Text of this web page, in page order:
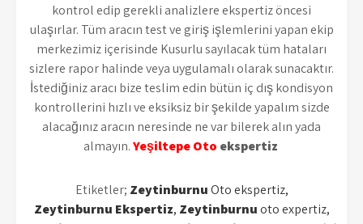
kontrol edip gerekli analizlere ekspertiz öncesi
ulaşırlar. Tüm aracın test ve giriş işlemlerini yapan ekip
merkezimiz içerisinde Kusurlu sayılacak tüm hataları
sizlere rapor halinde veya uygulamalı olarak sunacaktır.
İstediğiniz aracı bize teslim edin bütün iç dış kondisyon
kontrollerini hızlı ve eksiksiz bir şekilde yapalım sizde
alacağınız aracın neresinde ne var bilerek alın yada
almayın.Yeşiltepe Oto ekspertiz
Etiketler; ZeytinburnuOto ekspertiz,
Zeytinburnu Ekspertiz, Zeytinburnuoto expertiz,